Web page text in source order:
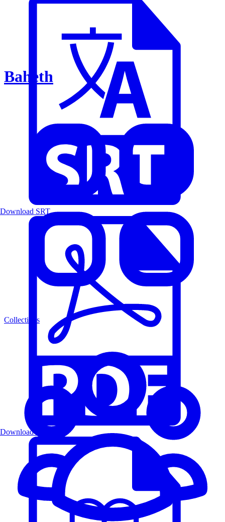
Baheth
Collections
Download SRT
Download PDF